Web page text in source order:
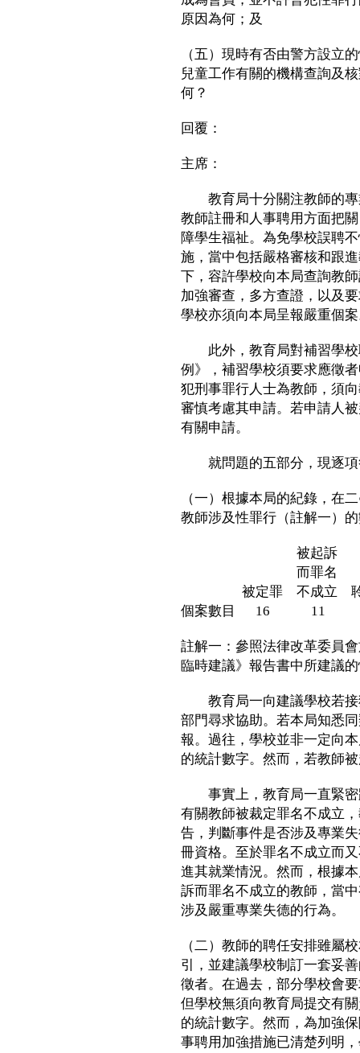
原因為何；及
（五）現時有否由警方設立
兒童工作有關的機構查詢及
何？
回覆：
主席：
教育局十分關注教師的專
教師註冊和人事聘用方面把
障學生福祉。為免學校誤聘
施，當中包括嚴格審核和跟
下，容許學校向本局查詢教
加強審查，多方查證，以及
學校亦須向本局呈報嚴重個
此外，教育局對補習學校
例》，補習學校須要求應徵
犯刑事罪行人士為教師，須
審慎考慮其申請。若申請人
有關申請。
就問題的五部分，現逐項
（一）根據本局的紀錄，在
教師涉及性罪行（註解一）
被起訴
而罪名
被定罪 不成立 聆
個案數目 16
註解一：參照法律改革委員
臨時建議》報告書中所建議
教育局一向建議學校若接
部門尋求協助。若本局知悉
報。過往，學校並非一定向
的統計數字。然而，若教師
事實上，教育局一直緊密
有關教師被裁定罪名不成立
告，判斷事件是否涉及專業
冊資格。至於罪名不成立而
進其就業情況。然而，根據
訴而罪名不成立的教師，當
涉及嚴重專業失德的行為。
（二）教師的聘任安排雖屬
引，並建議學校制訂一套妥
徵者。在過去，部分學校會
但學校無須向教育局提交有
的統計數字。然而，為加強
事聘用加強措施已清楚列明